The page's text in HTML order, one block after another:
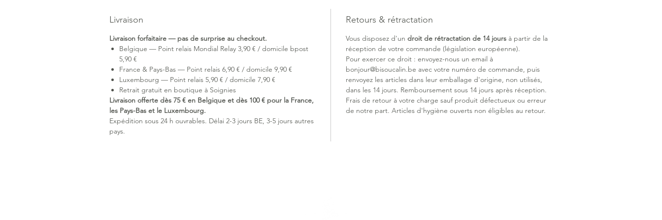
1. Taille élastiquée
morphologie de l'enfant.
2. Jambes séparables
Les fermetures éclairs permettent de
séparer les jambes en toute simplicité.
Voir la vidéo.
3. Happy Feet
Ouverture passe-pieds avec patte
rabattable : libre de bouger et de marcher.
Livraison
Livraison forfaitaire — pas de surprise au checkout.
Belgique — Point relais Mondial Relay 3,90 € / domicile bpost
5,90 €
France & Pays-Bas — Point relais 6,90 € / domicile 9,90 €
Luxembourg — Point relais 5,90 € / domicile 7,90 €
Retrait gratuit en boutique à Soignies
Livraison offerte dès 75 € en Belgique et dès 100 € pour la France,
les Pays-Bas et le Luxembourg.
Expédition sous 24 h ouvrables. Délai 2-3 jours BE, 3-5 jours autres
pays.
Retours & rétractation
Vous disposez d'un droit de rétractation de 14 jours à partir de la
réception de votre commande (législation européenne).
Pour exercer ce droit : envoyez-nous un email à
bonjour@bisoucalin.be avec votre numéro de commande, puis
renvoyez les articles dans leur emballage d'origine, non utilisés,
dans les 14 jours. Remboursement sous 14 jours après réception.
Frais de retour à votre charge sauf produit défectueux ou erreur
de notre part. Articles d'hygiène ouverts non éligibles au retour.